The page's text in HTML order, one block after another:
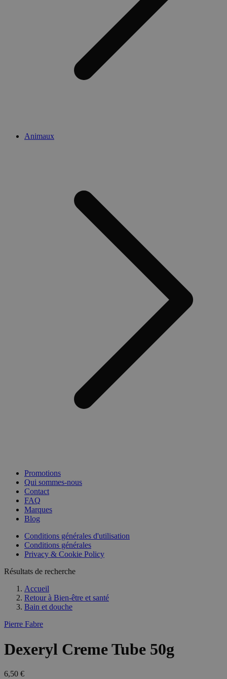
Animaux
Promotions
Qui sommes-nous
Contact
FAQ
Marques
Blog
Conditions générales d'utilisation
Conditions générales
Privacy & Cookie Policy
Résultats de recherche
Accueil
Retour à Bien-être et santé
Bain et douche
Pierre Fabre
Dexeryl Creme Tube 50g
6,50 €